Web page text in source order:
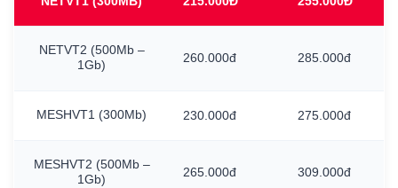
NETVT2 (500Mb –
1Gb)
260.000đ 285.000đ
MESHVT1 (300Mb) 230.000đ 275.000đ
MESHVT2 (500Mb –
1Gb)
265.000đ 309.000đ